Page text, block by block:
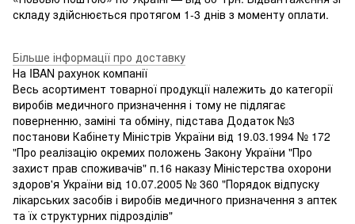
складу здійснюється протягом 1-3 днів з моменту оплати.
Більше інформації про доставку
На IBAN рахунок компанії
Весь асортимент товарної продукції належить до категорії
виробів медичного призначення і тому не підлягає
поверненню, заміні та обміну, підстава Додаток №3
постанови Кабінету Міністрів України від 19.03.1994 № 172
"Про реалізацію окремих положень Закону України "Про
захист прав споживачів" п.16 наказу Міністерства охорони
здоров'я України від 10.07.2005 № 360 "Порядок відпуску
лікарських засобів і виробів медичного призначення з аптек
та їх структурних підрозділів"